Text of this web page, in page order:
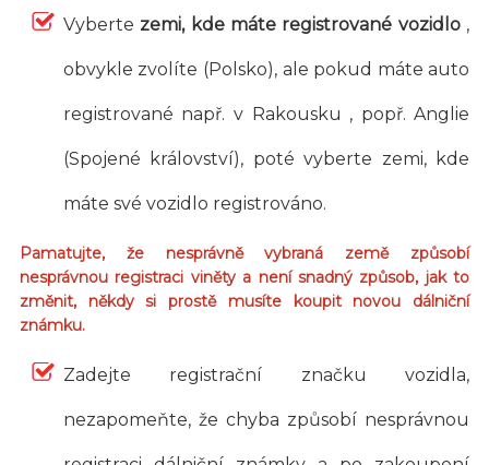
Vyberte zemi, kde máte registrované vozidlo ,
obvykle zvolíte (Polsko), ale pokud máte auto
registrované např. v Rakousku , popř. Anglie
(Spojené království), poté vyberte zemi, kde
máte své vozidlo registrováno.
Pamatujte, že nesprávně vybraná země způsobí
nesprávnou registraci viněty a není snadný způsob, jak to
změnit, někdy si prostě musíte koupit novou dálniční
známku.
Zadejte registrační značku vozidla,
nezapomeňte, že chyba způsobí nesprávnou